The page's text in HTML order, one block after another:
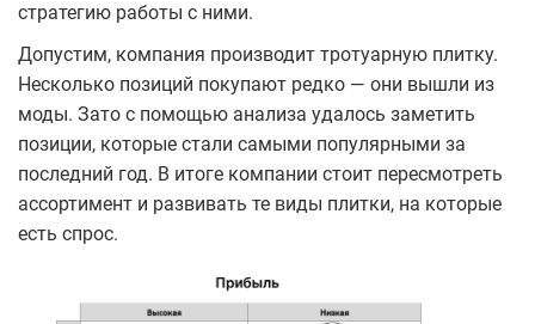
стратегию работы с ними.
Допустим, компания производит тротуарную плитку.
Несколько позиций покупают редко — они вышли из
моды. Зато с помощью анализа удалось заметить
позиции, которые стали самыми популярными за
последний год. В итоге компании стоит пересмотреть
ассортимент и развивать те виды плитки, на которые
есть спрос.